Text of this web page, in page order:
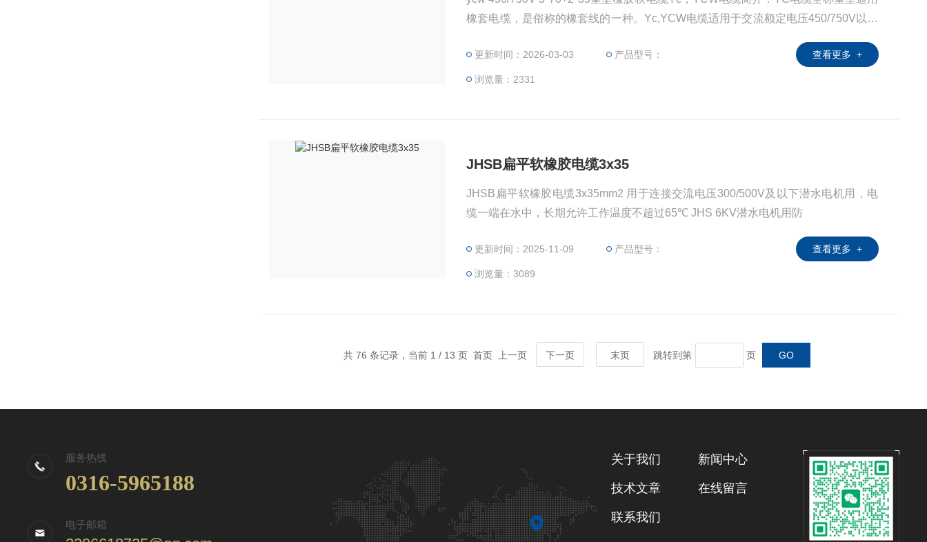
橡套电缆，是俗称的橡套线的一种。Yc,YCW电缆适用于交流额定电压450/750V以下
施工用，能承受较大的机械外力作用。线芯的长期允许工作温度应不超过60℃。 Yc,
YCW电缆结构：Y代表橡胶绝缘，C代表重型电缆。
更新时间：2026-03-03 产品型号：
浏览量：2331
查看更多 +
JHSB扁平软橡胶电缆3x35
JHSB扁平软橡胶电缆3x35mm2 用于连接交流电压300/500V及以下潜水电机用，电
缆一端在水中，长期允许工作温度不超过65℃ JHS 6KV潜水电机用防
更新时间：2025-11-09 产品型号：
浏览量：3089
查看更多 +
共 76 条记录，当前 1 / 13 页 首页 上一页 下一页 末页 跳转到第 页
服务热线
0316-5965188
电子邮箱
关于我们 新闻中心
技术文章 在线留言
联系我们